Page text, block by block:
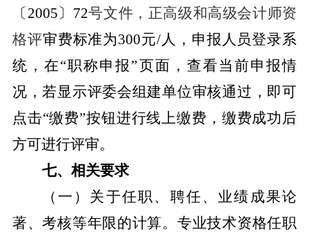
〔 2005〕 72号文件，正高级和高级会计师资
格评审费标准为300元/ 人， 申报人员登录系
统，在“职称申报”页面，查看当前申报情
况，若显示评委会组建单位审核通过，即可
点击“缴费”按钮进行线上缴费，缴费成功后
方可进行评审。
七、相关要求
（一）关于任职、聘任、业绩成果论
著、考核等年限的计算。 专业技术资格任职